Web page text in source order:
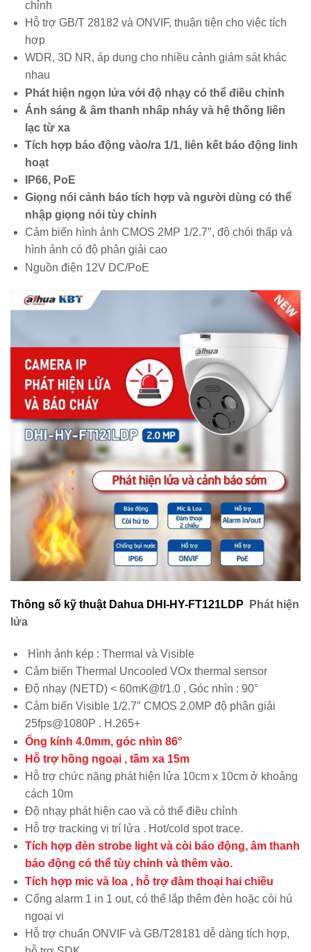
chỉnh
Hỗ trợ GB/T 28182 và ONVIF, thuận tiện cho việc tích
hợp
WDR, 3D NR, áp dụng cho nhiều cảnh giám sát khác
nhau
Phát hiện ngọn lửa với độ nhạy có thể điều chỉnh
Ánh sáng & âm thanh nhấp nháy và hệ thống liên
lạc từ xa
Tích hợp báo động vào/ra 1/1, liên kết báo động linh
hoạt
IP66, PoE
Giọng nói cảnh báo tích hợp và người dùng có thể
nhập giọng nói tùy chỉnh
Cảm biến hình ảnh CMOS 2MP 1/2.7″, độ chói thấp và
hình ảnh có độ phân giải cao
Nguồn điện 12V DC/PoE
Thông số kỹ thuật Dahua DHI-HY-FT121LDP
Phát hiện
lửa
Hình ảnh kép : Thermal và Visible
Cảm biến Thermal Uncooled VOx thermal sensor
Độ nhạy (NETD) < 60mK@f/1.0 , Góc nhìn : 90°
Cảm biến Visible 1/2.7″ CMOS 2.0MP độ phân giải
25fps@1080P . H.265+
Ống kính 4.0mm, góc nhìn 86°
Hỗ trợ hồng ngoại , tầm xa 15m
Hỗ trợ chức năng phát hiện lửa 10cm x 10cm ở khoảng
cách 10m
Độ nhạy phát hiện cao và có thể điều chỉnh
Hỗ trợ tracking vị trí lửa . Hot/cold spot trace.
Tích hợp đèn strobe light và còi báo động, âm thanh
báo động có thể tùy chỉnh và thêm vào.
Tích hợp mic và loa , hỗ trợ đàm thoại hai chiều
Cổng alarm 1 in 1 out, có thể lắp thêm đèn hoặc còi hú
ngoại vi
Hỗ trợ chuẩn ONVIF và GB/T28181 dễ dàng tích hợp,